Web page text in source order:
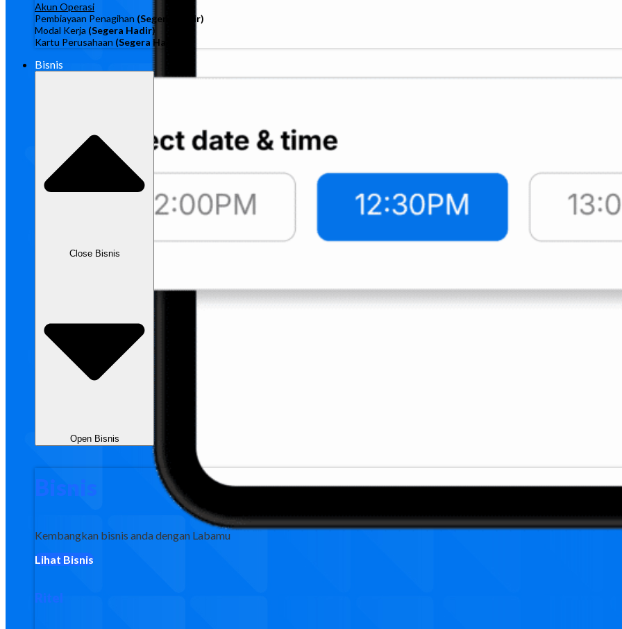
Akun Operasi
Pembiayaan Penagihan (Segera Hadir)
Modal Kerja (Segera Hadir)
Kartu Perusahaan (Segera Hadir)
Bisnis
Close Bisnis
Open Bisnis
Bisnis
Kembangkan bisnis anda dengan Labamu
Lihat Bisnis
Ritel